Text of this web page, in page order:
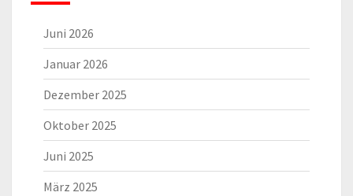
Juni 2026
Januar 2026
Dezember 2025
Oktober 2025
Juni 2025
März 2025